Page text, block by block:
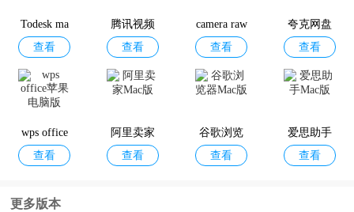
Wear OS b
y Google中
查看
Gemini
查看
snapseed手
机修图软
查看
Google地
球手机版
查看
Todesk ma
c版本
查看
腾讯视频
mac版
查看
camera raw
mac版
查看
夸克网盘
mac版
查看
wps office
苹果电脑
查看
阿里卖家
Mac版
查看
谷歌浏览
器Mac版
查看
爱思助手
Mac版
查看
更多版本